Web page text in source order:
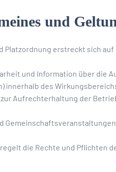
und
Platzordnung erstreckt sich auf
und Information über die
innerhalb des
Aufrechterhaltung der
die Rechte und Pflichten